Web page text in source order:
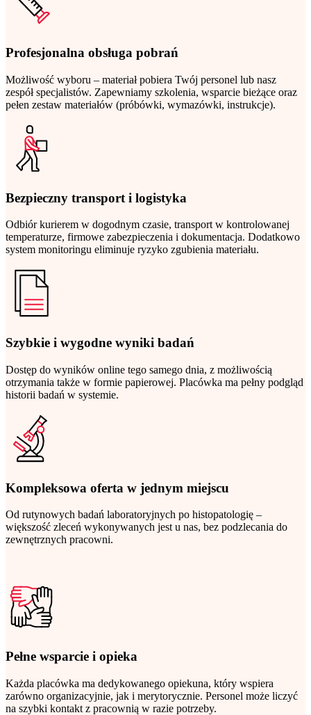
Profesjonalna obsługa pobrań
Możliwość wyboru – materiał pobiera Twój personel lub nasz
zespół specjalistów. Zapewniamy szkolenia, wsparcie bieżące oraz
pełen zestaw materiałów (próbówki, wymazówki, instrukcje).
Bezpieczny transport i logistyka
Odbiór kurierem w dogodnym czasie, transport w kontrolowanej
temperaturze, firmowe zabezpieczenia i dokumentacja. Dodatkowo
system monitoringu eliminuje ryzyko zgubienia materiału.
Szybkie i wygodne wyniki badań
Dostęp do wyników online tego samego dnia, z możliwością
otrzymania także w formie papierowej. Placówka ma pełny podgląd
historii badań w systemie.
Kompleksowa oferta w jednym miejscu
Od rutynowych badań laboratoryjnych po histopatologię –
większość zleceń wykonywanych jest u nas, bez podzlecania do
zewnętrznych pracowni.
Pełne wsparcie i opieka
Każda placówka ma dedykowanego opiekuna, który wspiera
zarówno organizacyjnie, jak i merytorycznie. Personel może liczyć
na szybki kontakt z pracownią w razie potrzeby.